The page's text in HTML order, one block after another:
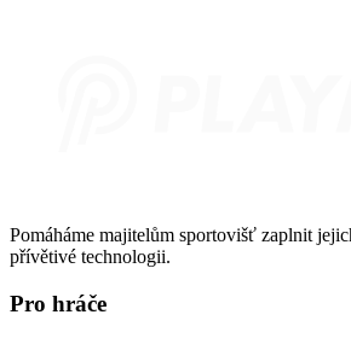
Pomáháme majitelům sportovišť zaplnit
přívětivé technologii.
Pro hráče